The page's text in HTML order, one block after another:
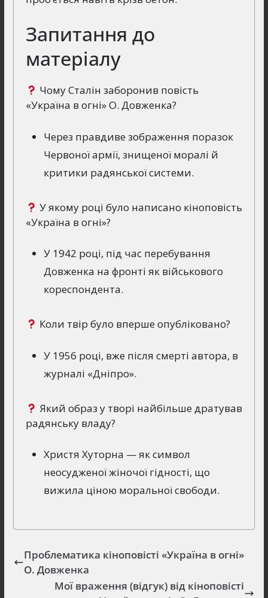
Запитання до
матеріалу
Чому Сталін заборонив повість
«Україна в огні» О. Довженка?
Через правдиве зображення поразок
Червоної армії, знищеної моралі й
критики радянської системи.
У якому році було написано кіноповість
«Україна в огні»?
У 1942 році, під час перебування
Довженка на фронті як військового
кореспондента.
Коли твір було вперше опубліковано?
У 1956 році, вже після смерті автора, в
журналі «Дніпро».
Який образ у творі найбільше дратував
радянську владу?
Христя Хуторна — як символ
неосудженої жіночої гідності, що
вижила ціною моральної свободи.
Проблематика кіноповісті «Україна в огні»
О. Довженка
Мої враження (відгук) від кіноповісті